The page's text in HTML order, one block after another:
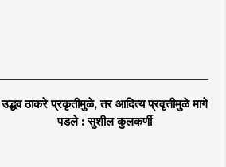
उद्धव ठाकरे प्रकृतीमुळे, तर आदित्य प्रवृत्तीमुळे मागे
पडले : सुशील कुलकर्णी